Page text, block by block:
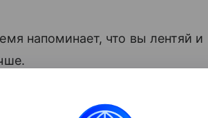
напоминает, что вы лентяй и
раза сделать все хорошо
допустить ошибку, —